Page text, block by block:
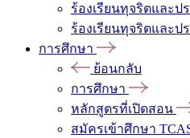
ร้องเรียนทุจริตและ
ร้องเรียนทุจริตและ
การศึกษา
ย้อนกลับ
การศึกษา
หลักสูตรที่เปิดสอน
สมัครเข้าศึกษา